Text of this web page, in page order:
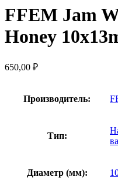
FFEM Jam
Honey
650,00 ₽
Производитель:
Тип:
Диаметр (мм):